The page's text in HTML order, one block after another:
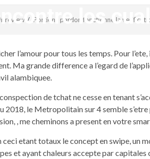
los
review Portion : pardon fonctionne la
l’amour pour tous les temps. Pour
Ma grande difference a l’egard de
alambiquee.
de tchat ne cesse en tenant
2018, le Metropolitain sur 4 semble
, me cheminons a present en votre
ceci etant totaux le concept en swipe, un
et ayant chaleurs accepte par